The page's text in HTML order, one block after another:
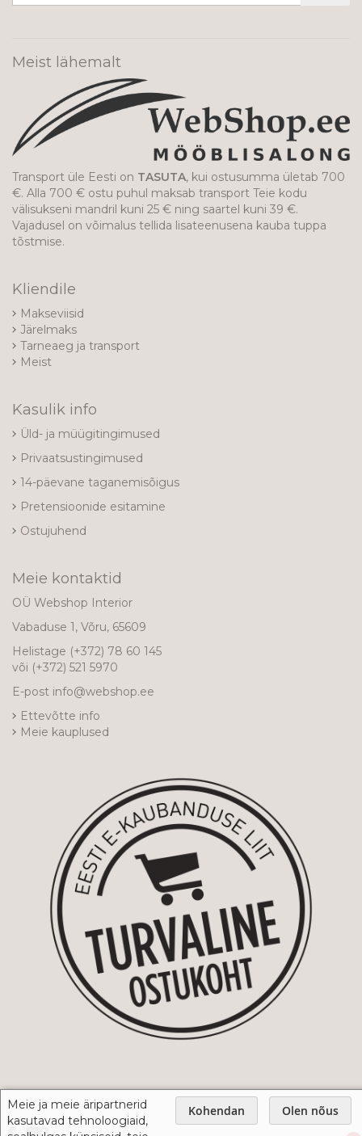
Meie ja meie äripartnerid
kasutavad tehnoloogiaid,
Kohendan Olen nõus
Meist lähemalt
Transport üle Eesti on TASUTA, kui ostusumma ületab 700
€. Alla 700 € ostu puhul maksab transport Teie kodu
välisukseni mandril kuni 25 € ning saartel kuni 39 €.
Vajadusel on võimalus tellida lisateenusena kauba tuppa
tõstmise.
Kliendile
Makseviisid
Järelmaks
Tarneaeg ja transport
Meist
Kasulik info
Üld- ja müügitingimused
Privaatsustingimused
14-päevane taganemisõigus
Pretensioonide esitamine
Ostujuhend
Meie kontaktid
OÜ Webshop Interior
Vabaduse 1, Võru, 65609
Helistage (+372) 78 60 145
või (+372) 521 5970
E-post info@webshop.ee
Ettevõtte info
Meie kauplused